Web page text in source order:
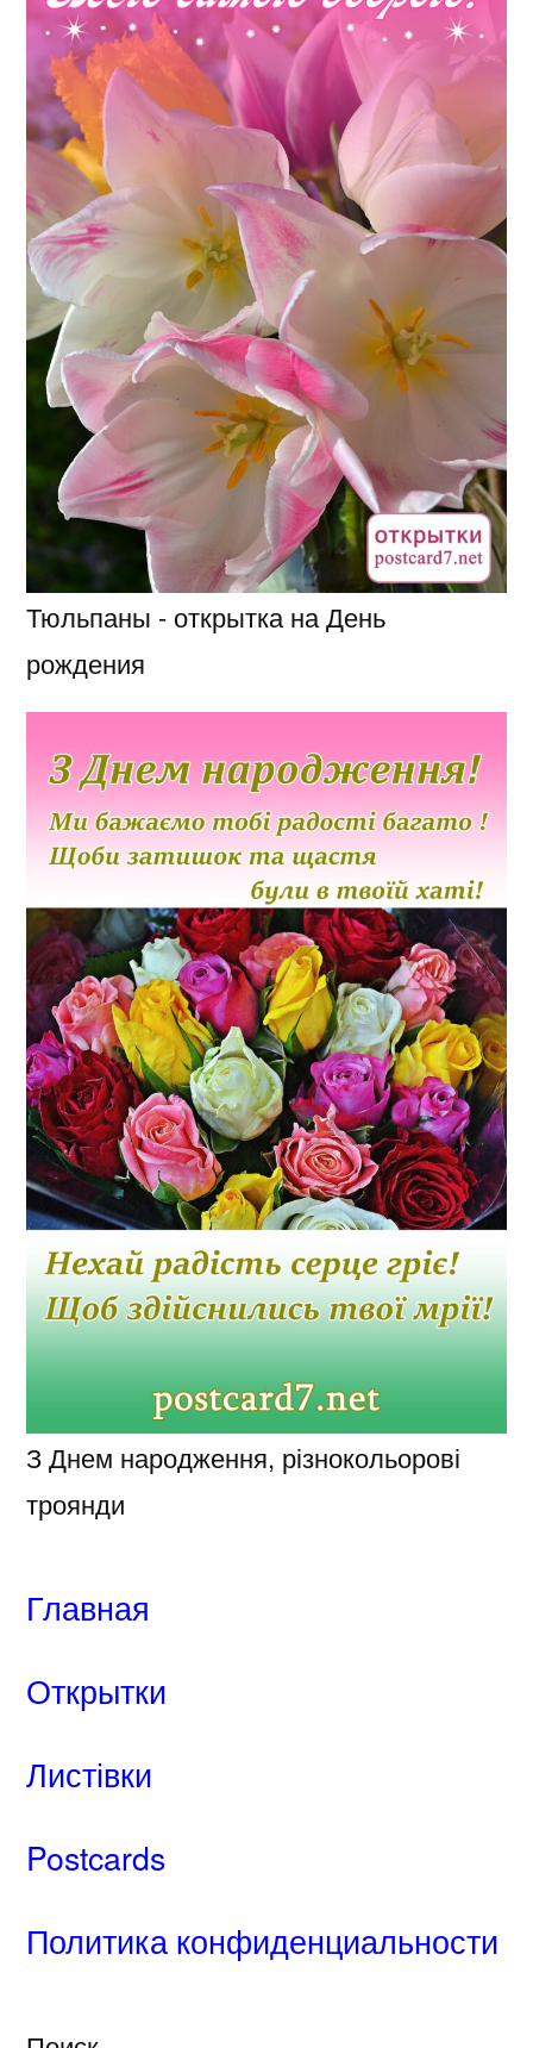
Тюльпаны - открытка на День
рождения
З Днем народження, різнокольорові
троянди
Главная
Открытки
Листівки
Postcards
Политика конфиденциальности